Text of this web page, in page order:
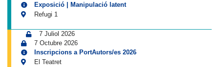
Exposició | Manipulació latent
Refugi 1
7 Juliol 2026
7 Octubre 2026
Inscripcions a PortAutors/es 2026
El Teatret